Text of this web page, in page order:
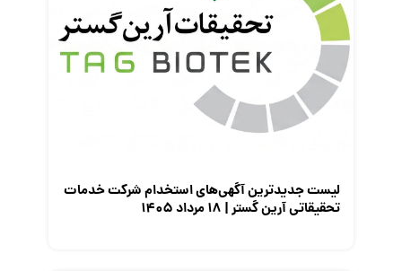
لیست جدیدترین آگهی‌های استخدام شرکت خدمات
تحقیقاتی آرین گستر | ۱۸ مرداد ۱۴۰۵